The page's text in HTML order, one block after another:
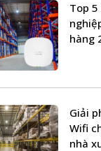
Top
hàng
Giải
Wifi
nhà